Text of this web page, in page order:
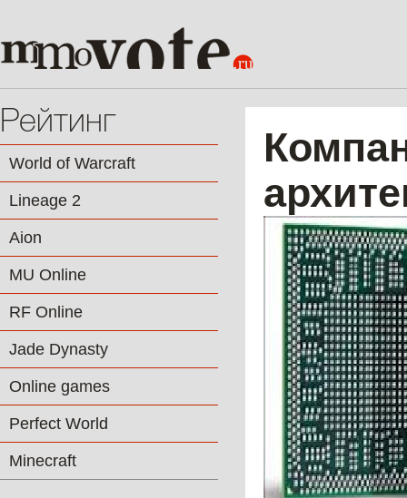
Рейтинг
World of Warcraft
Lineage 2
Aion
MU Online
RF Online
Jade Dynasty
Online games
Perfect World
Minecraft